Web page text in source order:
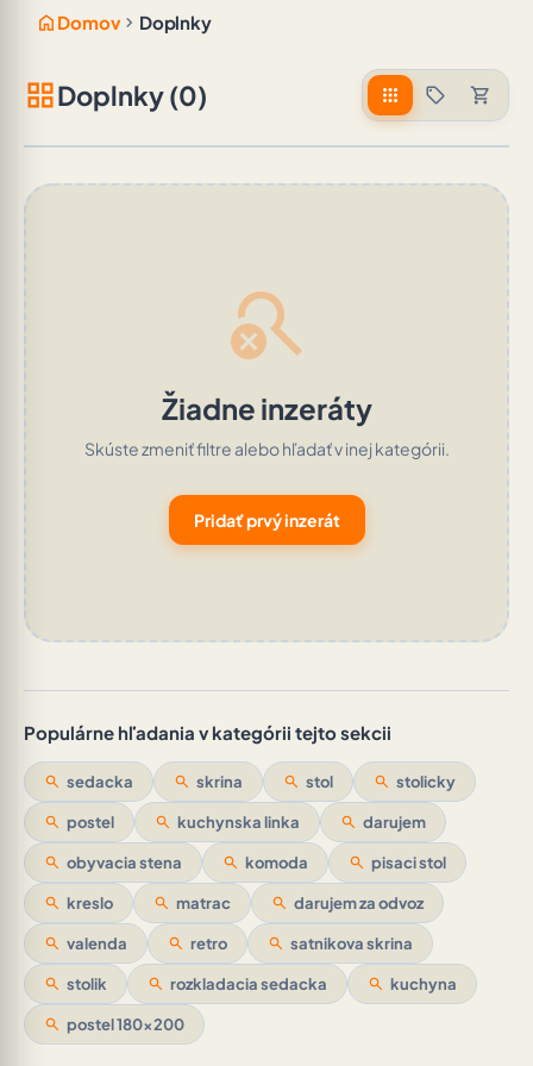
home Domov chevron_right Doplnky
grid_viewDoplnky (0) apps sell shopping_cart
search_off
Žiadne inzeráty
Skúste zmeniť filtre alebo hľadať v inej kategórii.
Pridať prvý inzerát
Populárne hľadania v kategórii tejto sekcii
search sedacka search skrina search stol search stolicky
search postel search kuchynska linka search darujem
search obyvacia stena search komoda search pisaci stol
search kreslo search matrac search darujem za odvoz
search valenda search retro search satnikova skrina
search stolik search rozkladacia sedacka search kuchyna
search postel 180x200